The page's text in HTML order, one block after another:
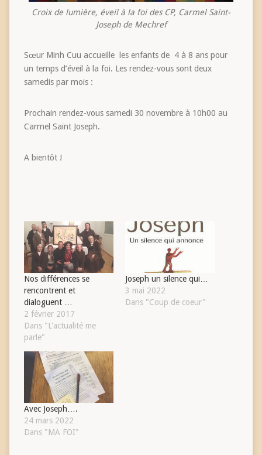
Croix de lumière, éveil à la foi des CP, Carmel Saint-
Joseph de Mechref
Sœur Minh Cuu accueille les enfants de 4 à 8 ans pour
un temps d’éveil à la foi. Les rendez-vous sont deux
samedis par mois :
Prochain rendez-vous samedi 30 novembre à 10h00 au
Carmel Saint Joseph.
A bientôt !
Nos différences se
rencontrent et
dialoguent …
2 février 2017
Dans "L'actualité me
parle"
Joseph un silence qui…
3 mai 2022
Dans "Coup de coeur"
Avec Joseph….
24 mars 2022
Dans "MA FOI"